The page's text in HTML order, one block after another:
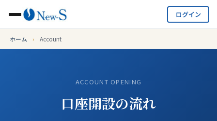
ログイン
ホーム › Account
ACCOUNT OPENING
口座開設の流れ